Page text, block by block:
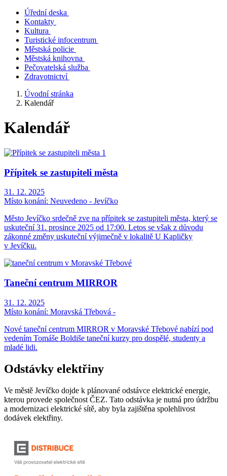
Úřední deska
Kontakty
Kultura
Turistické infocentrum
Městská policie
Městská knihovna
Pečovatelská služba
Zdravotnictví
Úvodní stránka
Kalendář
Kalendář
Přípitek se zastupiteli města
31. 12. 2025
Místo konání: Neuvedeno - Jevíčko
Město Jevíčko srdečně zve na přípitek se zastupiteli města, který se
uskuteční 31. prosince 2025 od 17:00. Letos se však z důvodu
zákonné změny uskuteční výjimečně v lokalitě U Kapličky
v Jevíčku.
Taneční centrum MIRROR
31. 12. 2025
Místo konání: Moravská Třebová -
Nové taneční centrum MIRROR v Moravské Třebové nabízí pod
vedením Tomáše Boldiše taneční kurzy pro dospělé, studenty a
mladé lidi.
Odstávky elektřiny
Ve městě Jevíčko dojde k plánované odstávce elektrické energie,
kterou provede společnost ČEZ. Tato odstávka je nutná pro údržbu
a modernizaci elektrické sítě, aby byla zajištěna spolehlivost
dodávek elektřiny.